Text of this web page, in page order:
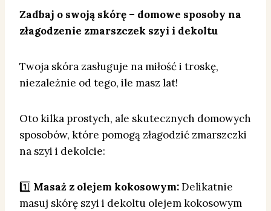
Zadbaj o swoją skórę – domowe sposoby na
złagodzenie zmarszczek szyi i dekoltu
Twoja skóra zasługuje na miłość i troskę,
niezależnie od tego, ile masz lat!
Oto kilka prostych, ale skutecznych domowych
sposobów, które pomogą złagodzić zmarszczki
na szyi i dekolcie:
1️⃣ Masaż z olejem kokosowym:Delikatnie
masuj skórę szyi i dekoltu olejem kokosowym